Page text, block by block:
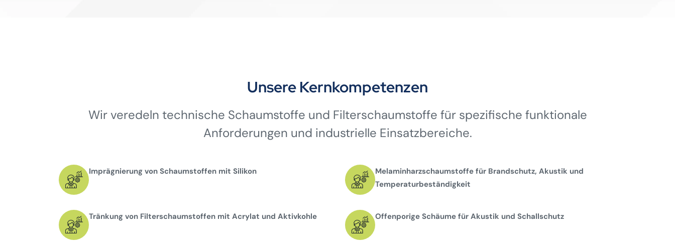
Unsere Kernkompetenzen
Wir veredeln technische Schaumstoffe und Filterschaumstoffe für spezifische funktionale
Anforderungen und industrielle Einsatzbereiche.
Imprägnierung von Schaumstoffen mit Silikon
Tränkung von Filterschaumstoffen mit Acrylat und Aktivkohle
Melaminharzschaumstoffe für Brandschutz, Akustik und
Temperaturbeständigkeit
Offenporige Schäume für Akustik und Schallschutz